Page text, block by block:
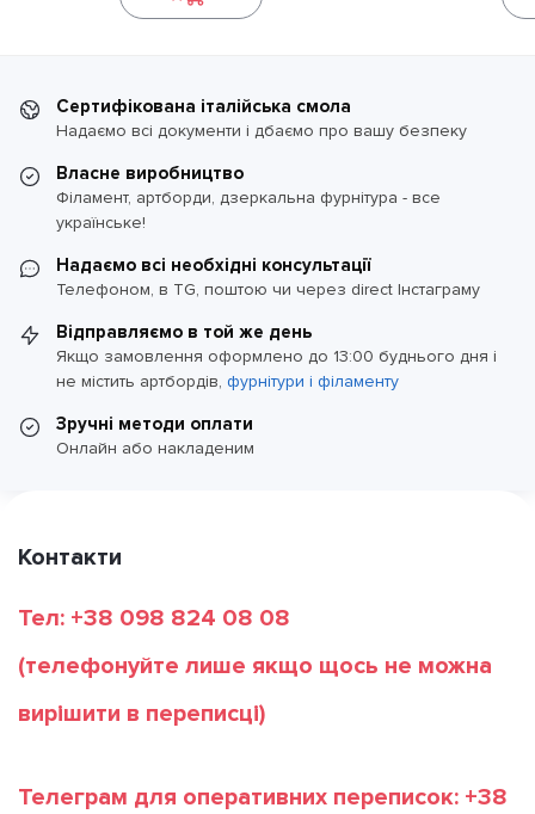
Сертифікована італійська смола
Надаємо всі документи і дбаємо про вашу безпеку
Власне виробництво
Філамент, артборди, дзеркальна фурнітура - все
українське!
Надаємо всі необхідні консультації
Телефоном, в TG, поштою чи через direct Інстаграму
Відправляємо в той же день
Якщо замовлення оформлено до 13:00 буднього дня і
не містить артбордів, фурнітури і філаменту
Зручні методи оплати
Онлайн або накладеним
Контакти
Тел: +38 098 824 08 08
(телефонуйте лише якщо щось не можна
вирішити в переписці)
Телеграм для оперативних переписок: +38